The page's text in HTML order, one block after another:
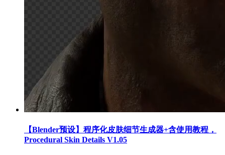
【Blender预设】程序化皮肤细节生成器+含使用教程，
Procedural Skin Details V1.05